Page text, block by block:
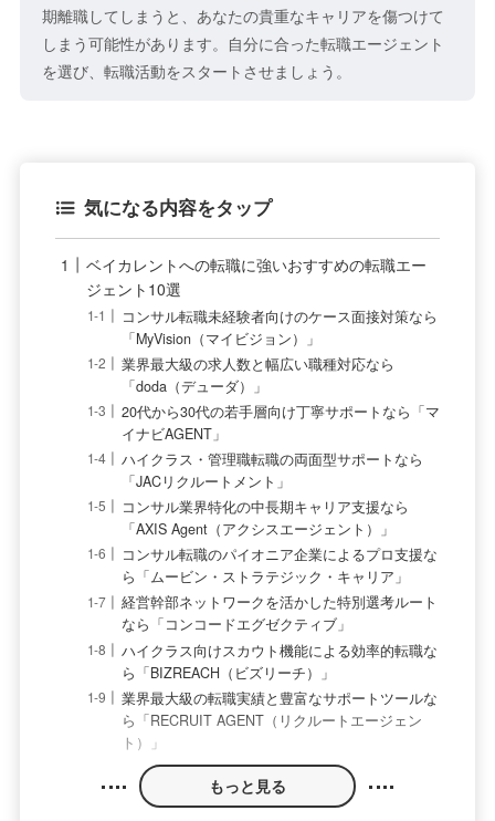
期離職してしまうと、あなたの貴重なキャリアを傷つけて
しまう可能性があります。自分に合った転職エージェント
を選び、転職活動をスタートさせましょう。
気になる内容をタップ
ベイカレントへの転職に強いおすすめの転職エー
ジェント10選
コンサル転職未経験者向けのケース面接対策なら
「MyVision（マイビジョン）」
業界最大級の求人数と幅広い職種対応なら
「doda（デューダ）」
20代から30代の若手層向け丁寧サポートなら「マ
イナビAGENT」
ハイクラス・管理職転職の両面型サポートなら
「JACリクルートメント」
コンサル業界特化の中長期キャリア支援なら
「AXIS Agent（アクシスエージェント）」
コンサル転職のパイオニア企業によるプロ支援な
ら「ムービン・ストラテジック・キャリア」
経営幹部ネットワークを活かした特別選考ルート
なら「コンコードエグゼクティブ」
ハイクラス向けスカウト機能による効率的転職な
ら「BIZREACH（ビズリーチ）」
業界最大級の転職実績と豊富なサポートツールな
ら「RECRUIT AGENT（リクルートエージェン
ト）」
もっと見る